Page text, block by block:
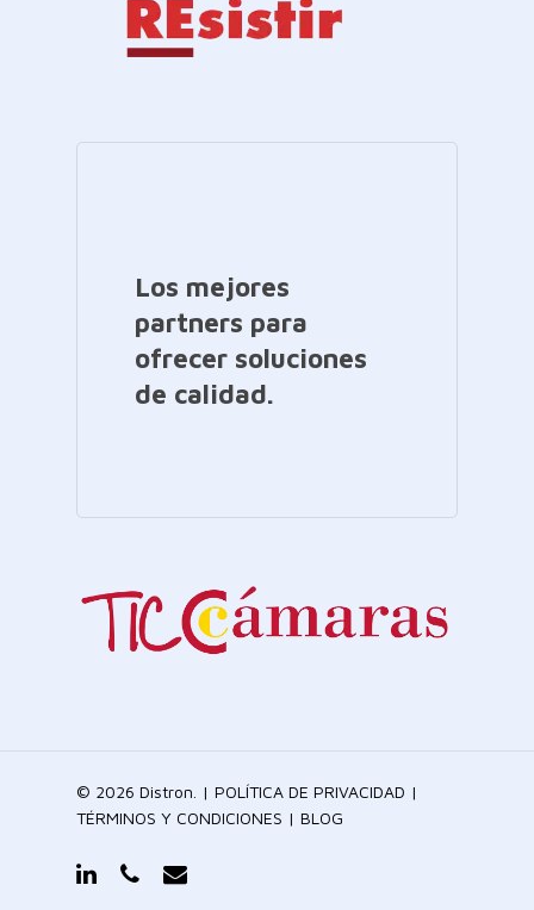
Los mejores
partners para
ofrecer soluciones
de calidad.
© 2026 Distron. | POLÍTICA DE PRIVACIDAD |
TÉRMINOS Y CONDICIONES | BLOG
linkedinphoneemail